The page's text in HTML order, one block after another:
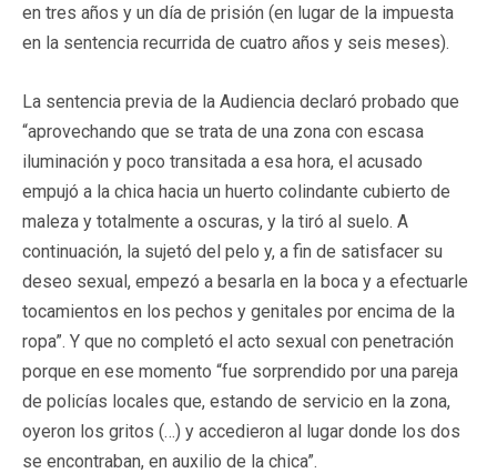
en tres años y un día de prisión (en lugar de la impuesta
en la sentencia recurrida de cuatro años y seis meses).
La sentencia previa de la Audiencia declaró probado que
“aprovechando que se trata de una zona con escasa
iluminación y poco transitada a esa hora, el acusado
empujó a la chica hacia un huerto colindante cubierto de
maleza y totalmente a oscuras, y la tiró al suelo. A
continuación, la sujetó del pelo y, a fin de satisfacer su
deseo sexual, empezó a besarla en la boca y a efectuarle
tocamientos en los pechos y genitales por encima de la
ropa”. Y que no completó el acto sexual con penetración
porque en ese momento “fue sorprendido por una pareja
de policías locales que, estando de servicio en la zona,
oyeron los gritos (…) y accedieron al lugar donde los dos
se encontraban, en auxilio de la chica”.